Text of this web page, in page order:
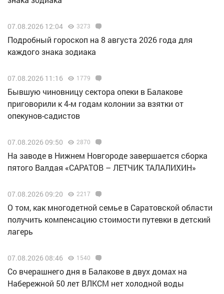
07.08.2026 12:04 3273
Подробный гороскоп на 8 августа 2026 года для
каждого знака зодиака
07.08.2026 11:16 1779
Бывшую чиновницу сектора опеки в Балакове
приговорили к 4-м годам колонии за взятки от
опекунов-садистов
07.08.2026 09:50 2870
Н️а заводе в Нижнем Новгороде завершается сборка
пятого Валдая «САРАТОВ – ЛЕТЧИК ТАЛАЛИХИН»
07.08.2026 09:20 2217
О том, как многодетной семье в Саратовской области
получить компенсацию стоимости путевки в детский
лагерь
07.08.2026 08:46 1540
Со вчерашнего дня в Балакове в двух домах на
Набережной 50 лет ВЛКСМ нет холодной воды